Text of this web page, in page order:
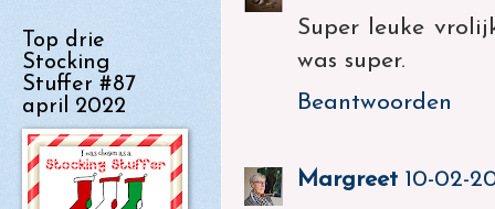
Super leuke
was super.
Beantwoorden
Margreet 10-02-
Top drie
Stocking
Stuffer #87
april 2022